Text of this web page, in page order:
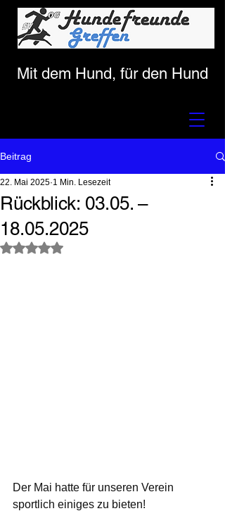
Mit dem Hund, für den Hund
Beitrag
Rückblick: 03.05. –
18.05.2025
22. Mai 2025 1 Min. Lesezeit
Mit NaN von 5 Sternen bewertet.
Der Mai hatte für unseren Verein
sportlich einiges zu bieten!